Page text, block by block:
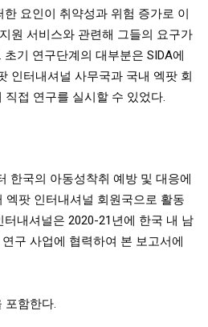
요인이 취약성과 위험 증가로 이
원 서비스와 관련해 그들의 요구가
기 연구단계의 대부분은 SIDA에
인터내셔널 사무국과 국내 엑팟 회
접 연구를 실시할 수 있었다.
한국의 아동성착취 예방 및 대응에
엑팟 인터내셔널 회원국으로 활동
내셔널은 2020-21년에 한국 내 남
구 사업에 협력하여 본 보고서에
포함한다.